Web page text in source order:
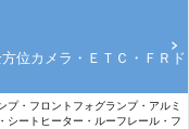
位カメラ・ＥＴＣ・ＦＲド
プ・フロントフォグランプ・アルミ
シートヒーター・ルーフレール・フ